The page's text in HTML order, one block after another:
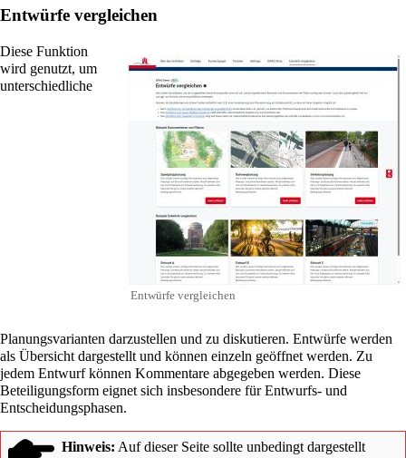
Entwürfe vergleichen
Entwürfe vergleichen
Diese Funktion
wird genutzt, um
unterschiedliche
Planungsvarianten darzustellen und zu diskutieren. Entwürfe werden
als Übersicht dargestellt und können einzeln geöffnet werden. Zu
jedem Entwurf können Kommentare abgegeben werden. Diese
Beteiligungsform eignet sich insbesondere für Entwurfs- und
Entscheidungsphasen.
Hinweis: Auf dieser Seite sollte unbedingt dargestellt